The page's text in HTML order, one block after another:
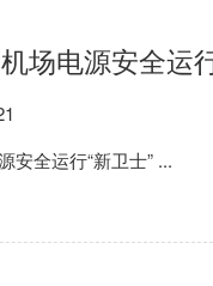
场电源安全运
安全运行“新卫士” ...